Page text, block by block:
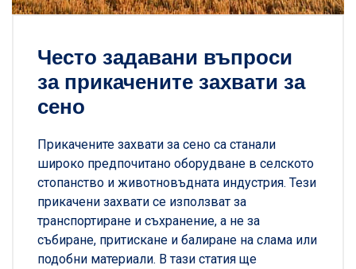
Често задавани въпроси
за прикачените захвати за
сено
Прикачените захвати за сено са станали
широко предпочитано оборудване в селското
стопанство и животновъдната индустрия. Тези
прикачени захвати се използват за
транспортиране и съхранение, а не за
събиране, притискане и балиране на слама или
подобни материали. В тази статия ще